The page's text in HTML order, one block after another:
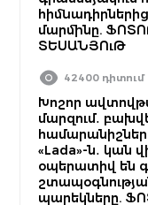
մարմինը.
ՏԵՍԱՆՅՈւԹ
42400 դիտում
Խոշոր
մարզում․
«Lada»-ն․ կան
օպերատիվ են
պարեկները.